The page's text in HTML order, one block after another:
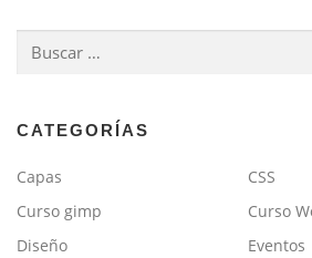
Buscar:
CATEGORÍAS
Capas
CSS
Curso gimp
Curso
Diseño
Eventos